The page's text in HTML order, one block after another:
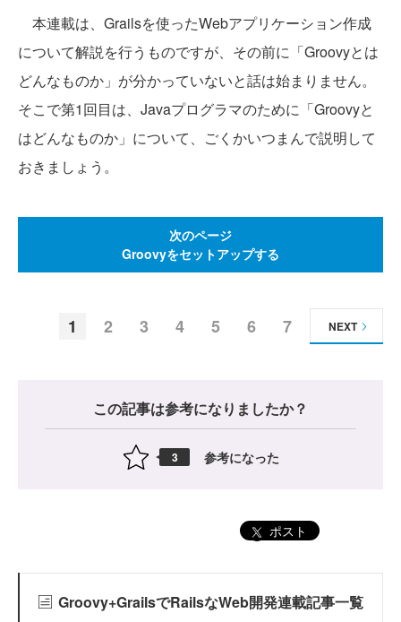
本連載は、Grailsを使ったWebアプリケーション作成
について解説を行うものですが、その前に「Groovyとは
どんなものか」が分かっていないと話は始まりません。
そこで第1回目は、Javaプログラマのために「Groovyと
はどんなものか」について、ごくかいつまんで説明して
おきましょう。
次のページ
Groovyをセットアップする
1 2 3 4 5 6 7 NEXT
この記事は参考になりましたか？
3 参考になった
ポスト
Groovy+GrailsでRailsなWeb開発連載記事一覧